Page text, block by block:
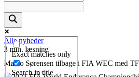
Exact matches only
Search in title
Alle nyheder
3 min. læsning
Marco Sørensen tilbage i FIA WEC med